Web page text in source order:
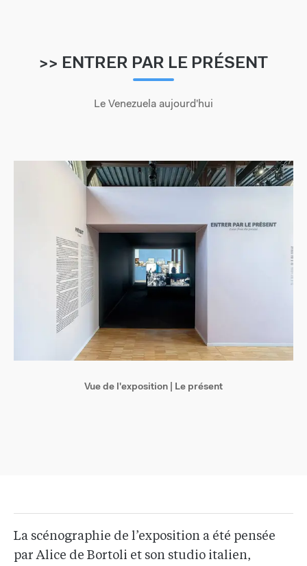
>> ENTRER PAR LE PRÉSENT
Le Venezuela aujourd'hui
Vue de l'exposition | Le présent
La scénographie de l’exposition a été pensée
par Alice de Bortoli et son studio italien,